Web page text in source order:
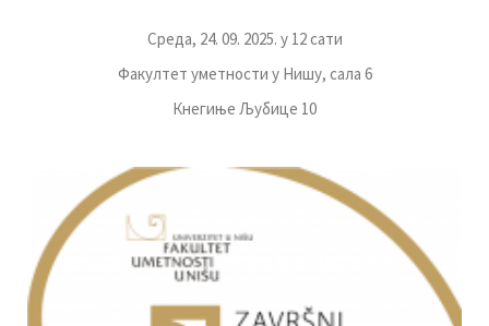
Среда, 24. 09. 2025. у 12сати
Факултет уметности у Нишу, сала 6
Кнегиње Љубице 10